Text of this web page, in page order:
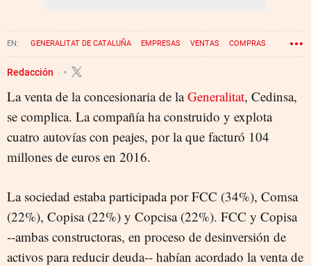
GENERALITAT DE CATALUÑA EMPRESAS VENTAS COMPRAS
Redacción
La venta de la concesionaria de laGeneralitat, Cedinsa,
se complica. La compañía ha construido y explota
cuatro autovías con peajes, por la que facturó 104
millones de euros en 2016.
La sociedad estaba participada por FCC (34%), Comsa
(22%), Copisa (22%) y Copcisa (22%). FCC y Copisa
--ambas constructoras, en proceso de desinversión de
activos para reducir deuda-- habían acordado la venta de